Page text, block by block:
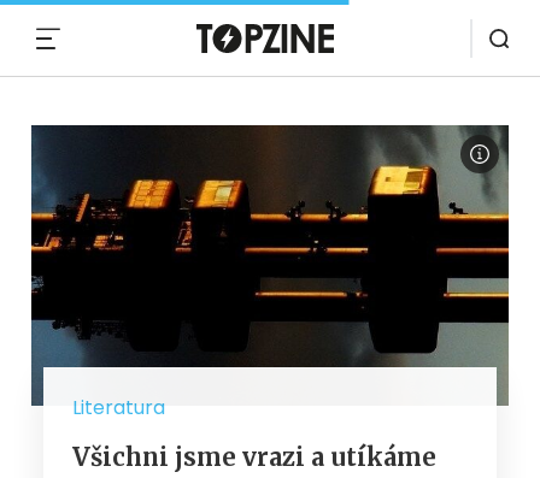
Literatura
Všichni jsme vrazi a utíkáme